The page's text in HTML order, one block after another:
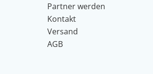
Partner werden
Kontakt
Versand
AGB